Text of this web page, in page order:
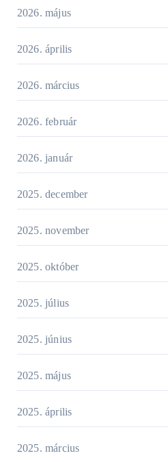
2026. május
2026. április
2026. március
2026. február
2026. január
2025. december
2025. november
2025. október
2025. július
2025. június
2025. május
2025. április
2025. március